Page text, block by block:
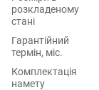
розкладеному
стані
Гарантійний
термін, міс.
Комплектація
намету